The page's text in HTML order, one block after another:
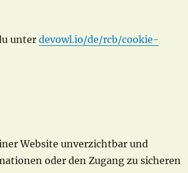
unterdevowl.io/de/rcb/cookie-
Website unverzichtbar und
oder den Zugang zu sicheren